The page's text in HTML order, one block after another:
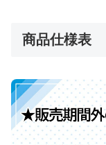
商品仕様表